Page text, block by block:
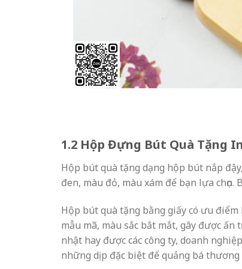
1.2 Hộp Đựng Bút Quà Tặng
Hộp bút quà tặng dạng hộp bút nắp
đen, màu đỏ, màu xám để bạn lựa chọn.
Hộp bút quà tặng bằng giấy có ưu
mẫu mã, màu sắc bắt mắt, gây được
nhật hay được các công ty, doanh
những dịp đặc biệt để quảng bá thương